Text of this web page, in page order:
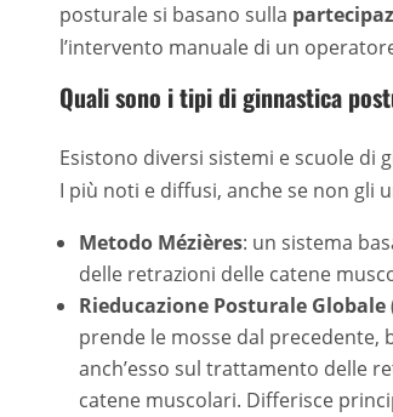
posturale si basano sulla
l’intervento manuale di un
Quali sono i tipi di ginnastica
Esistono diversi sistemi e scuole di
I più noti e diffusi, anche se non gli
Metodo Mézières: un sistema
delle retrazioni delle catene
Rieducazione Posturale Globale
prende le mosse dal precedente,
anch’esso sul trattamento delle
catene muscolari. Differisce